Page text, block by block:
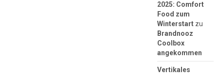
2025: Comfort
Food zum
Winterstartzu
Brandnooz
Coolbox
angekommen
Vertikales